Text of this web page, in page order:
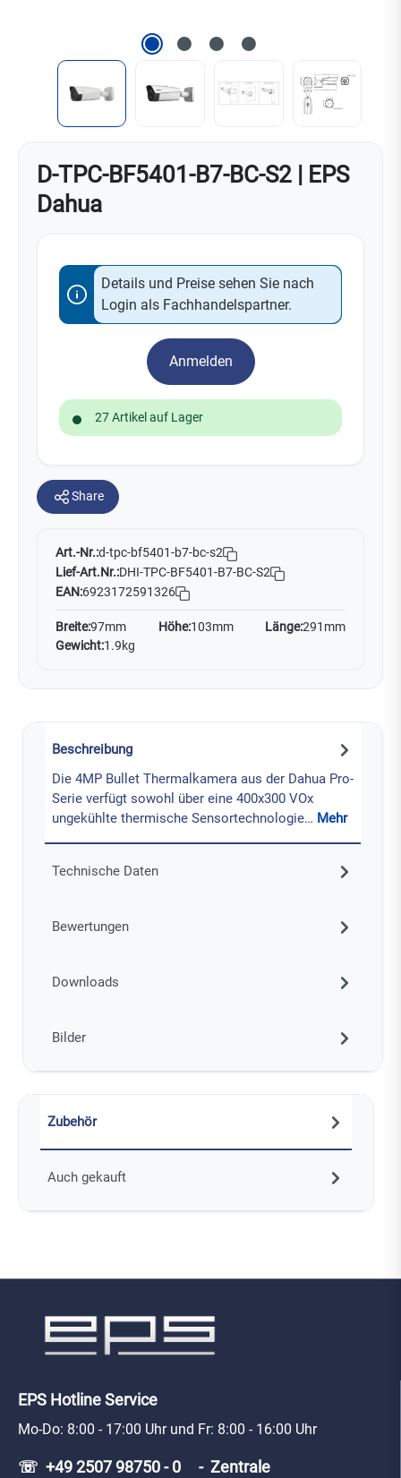
D-TPC-BF5401-B7-BC-S2 | EPS
Dahua
Details und Preise sehen Sie nach
Login als Fachhandelspartner.
Anmelden
27 Artikel auf Lager
Share
Art.-Nr.:d-tpc-bf5401-b7-bc-s2
Lief-Art.Nr.:DHI-TPC-BF5401-B7-BC-S2
EAN:6923172591326
Breite:97mm Höhe:103mm Länge:291mm
Gewicht:1.9kg
Beschreibung
Die 4MP Bullet Thermalkamera aus der Dahua Pro-
Serie verfügt sowohl über eine 400x300 VOx
ungekühlte thermische Sensortechnologie… Mehr
Technische Daten
Bewertungen
Downloads
Bilder
Zubehör
Auch gekauft
EPS Hotline Service
Mo-Do: 8:00 - 17:00 Uhr und Fr: 8:00 - 16:00 Uhr
☏ +49 2507 98750 - 0 - Zentrale